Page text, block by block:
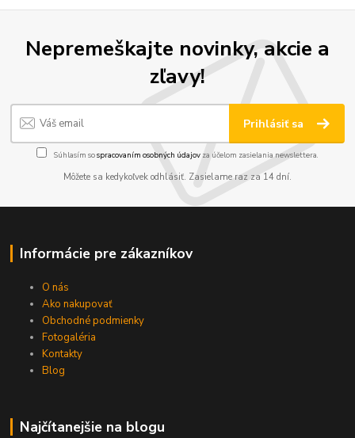
Nepremeškajte novinky, akcie a
zľavy!
Prihlásiť sa
Súhlasím sospracovaním osobných údajov za účelom zasielania newslettera.
Môžete sa kedykoľvek odhlásiť. Zasielame raz za 14 dní.
Informácie pre zákazníkov
O nás
Ako nakupovať
Obchodné podmienky
Fotogaléria
Kontakty
Blog
Najčítanejšie na blogu